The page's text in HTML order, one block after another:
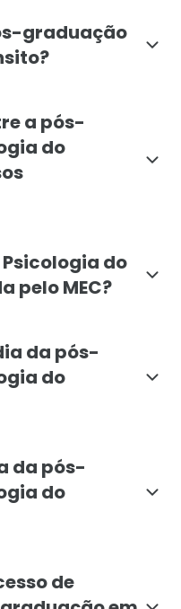
graduação
a pós-
do
do
pelo MEC?
da pós-
do
da pós-
do
de